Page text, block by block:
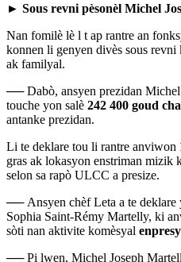
► Sous revni pèsonèl Michel
Nan fomilè lè l t ap rantre an
konnen li genyen divès sous
ak familyal.
──Dabò, ansyen prezidan
touche yon salè 242 400 goud
antanke prezidan.
Li te deklare tou li rantre anviwon
gras ak lokasyon enstriman
selon sa rapò ULCC a presize.
──Ansyen chèf Leta a te
Sophia Saint-Rémy Martelly, ki
sòti nan aktivite komèsyal
──Pi lwen, Michel Joseph